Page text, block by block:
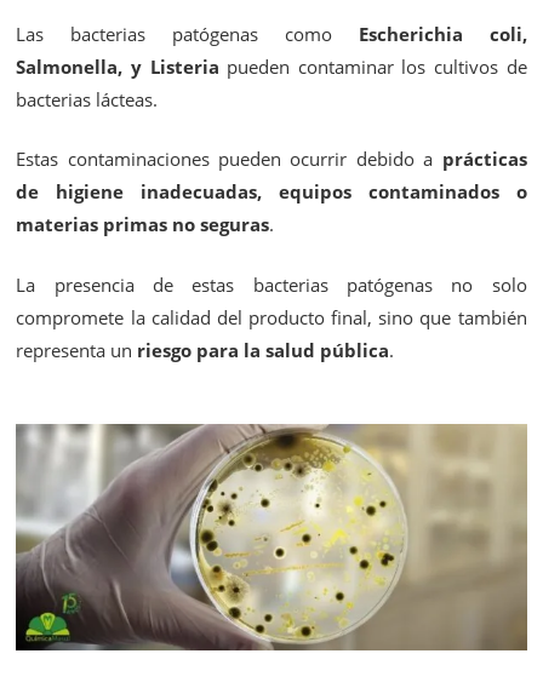
Las bacterias patógenas como Escherichia coli,
Salmonella, y Listeria pueden contaminar los cultivos de
bacterias lácteas.
Estas contaminaciones pueden ocurrir debido a prácticas
de higiene inadecuadas, equipos contaminados o
materias primas no seguras.
La presencia de estas bacterias patógenas no solo
compromete la calidad del producto final, sino que también
representa un riesgo para la salud pública.